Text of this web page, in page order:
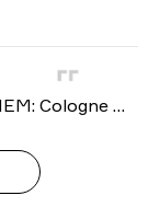
IEM: Cologne Major 2026